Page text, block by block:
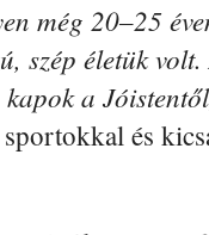
még 20–25
szép életük
a
és